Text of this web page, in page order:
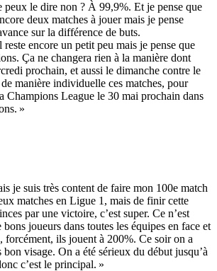
peux le dire non ? À 99,9%. Et je pense que
deux matches à jouer mais je pense
sur la différence de buts.
encore un petit peu mais je pense que
Ça ne changera rien à la manière dont
prochain, et aussi le dimanche contre le
manière individuelle ces matches, pour
Champions League le 30 mai prochain dans
»
je suis très content de faire mon 100e match
matches en Ligue 1, mais de finir cette
par une victoire, c’est super. Ce n’est
joueurs dans toutes les équipes en face et
forcément, ils jouent à 200%. Ce soir on a
visage. On a été sérieux du début jusqu’à
c’est le principal. »